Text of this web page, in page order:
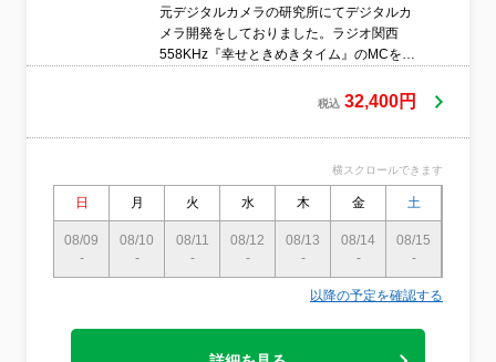
元デジタルカメラの研究所にてデジタルカ
メラ開発をしておりました。ラジオ関西
558KHz『幸せときめきタイム』のMCを務
も豊富です。ご質問にはお答えします！●服
間外の予約も相談可 ※撮影は主に土日
影にご対応致します●作業前日、または当日
に電話で連絡いたします
税込 32,400円
横スクロールできます
日 月 火 水 木 金 土
08/09
-
08/10
-
08/11
-
08/12
-
08/13
-
08/14
-
08/15
-
以降の予定を確認する